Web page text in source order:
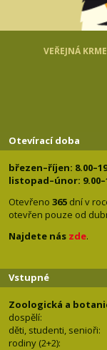
VEŘEJNÁ
Otevírací doba
březen–říjen:
listopad–únor:
Otevřeno 365 dní v
otevřen pouze od
Najdete nás zde.
Vstupné
Zoologická a
dospělí:
děti, studenti,
rodiny (2+2):